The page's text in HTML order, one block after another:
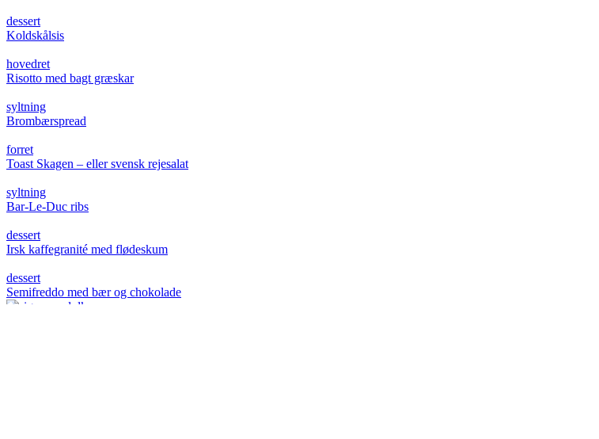
dessert
Koldskålsis
hovedret
Risotto med bagt græskar
syltning
Brombærspread
forret
Toast Skagen – eller svensk rejesalat
syltning
Bar-Le-Duc ribs
dessert
Irsk kaffegranité med flødeskum
dessert
Semifreddo med bær og chokolade